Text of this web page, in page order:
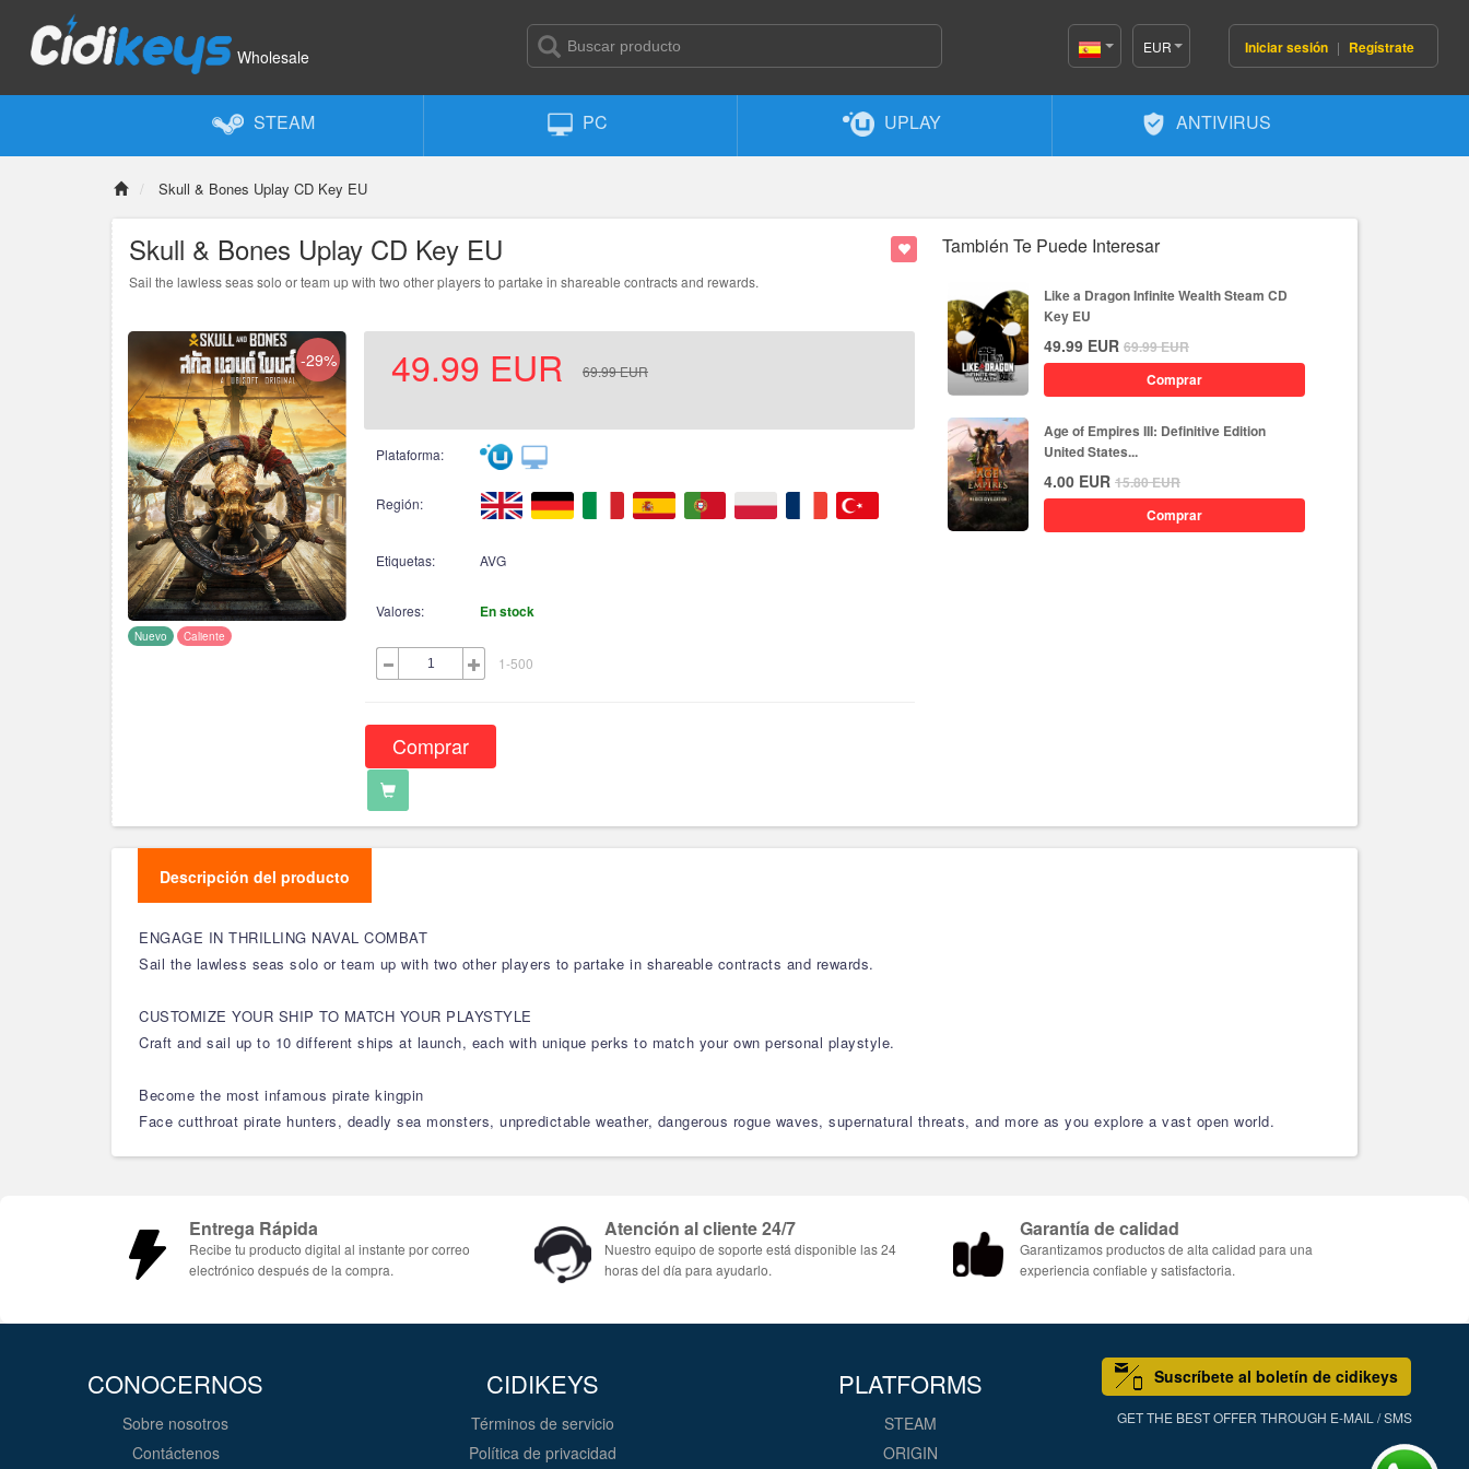
Wholesale Spain(Español)
EUR Iniciar sesión | Regístrate
STEAM PC UPLAY ANTIVIRUS
Skull & Bones Uplay CD Key EU
Skull & Bones Uplay CD Key EU
Sail the lawless seas solo or team up with two other players to partake in shareable contracts and rewards.
-29%
Nuevo Caliente
49.99 EUR 69.99EUR
Plataforma:
Región:
Etiquetas: AVG
Valores: En stock
1-500
Comprar
También Te Puede Interesar
Like a Dragon Infinite Wealth Steam CD
Key EU
49.99 EUR 69.99EUR
Comprar
Age of Empires III: Definitive Edition
United States...
4.00 EUR 15.80EUR
Comprar
Descripción del producto
ENGAGE IN THRILLING NAVAL COMBAT
Sail the lawless seas solo or team up with two other players to partake in shareable contracts and rewards.
CUSTOMIZE YOUR SHIP TO MATCH YOUR PLAYSTYLE
Craft and sail up to 10 different ships at launch, each with unique perks to match your own personal playstyle.
Become the most infamous pirate kingpin
Face cutthroat pirate hunters, deadly sea monsters, unpredictable weather, dangerous rogue waves, supernatural threats, and more as you explore a vast open world.
Entrega Rápida
Recibe tu producto digital al instante por correo
electrónico después de la compra.
Atención al cliente 24/7
Nuestro equipo de soporte está disponible las 24
horas del día para ayudarlo.
Garantía de calidad
Garantizamos productos de alta calidad para una
experiencia confiable y satisfactoria.
CONOCERNOS
Sobre nosotros
Contáctenos
CIDIKEYS
Términos de servicio
Política de privacidad
PLATFORMS
STEAM
ORIGIN
Suscríbete al boletín de cidikeys
GET THE BEST OFFER THROUGH E-MAIL / SMS